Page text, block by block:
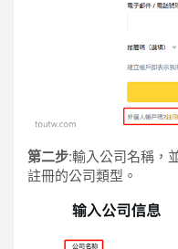
第二步:輸入公司名稱，
註冊的公司類型。